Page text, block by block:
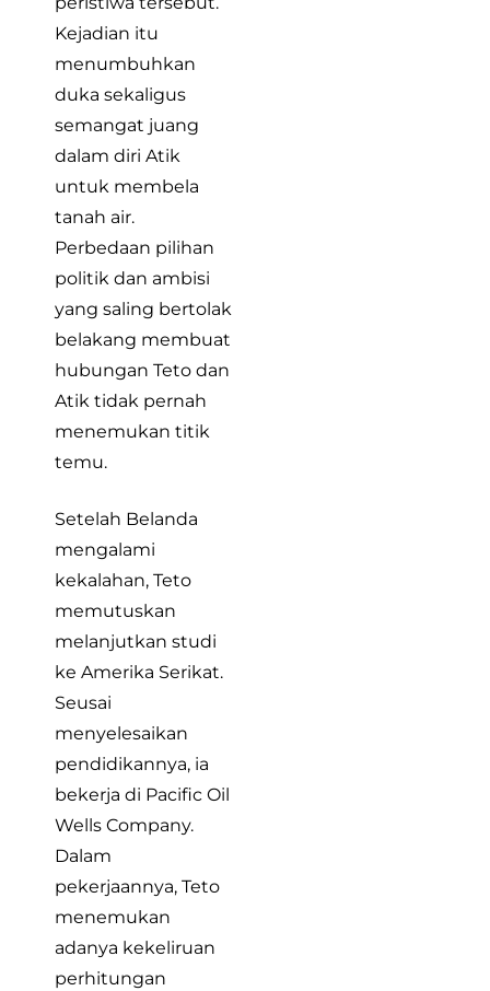
Kejadian itu
menumbuhkan
duka sekaligus
semangat juang
dalam diri Atik
untuk membela
tanah air.
Perbedaan pilihan
politik dan ambisi
yang saling bertolak
belakang membuat
hubungan Teto dan
Atik tidak pernah
menemukan titik
temu.
Setelah Belanda
mengalami
kekalahan, Teto
memutuskan
melanjutkan studi
ke Amerika Serikat.
Seusai
menyelesaikan
pendidikannya, ia
bekerja di Pacific Oil
Wells Company.
Dalam
pekerjaannya, Teto
menemukan
adanya kekeliruan
perhitungan